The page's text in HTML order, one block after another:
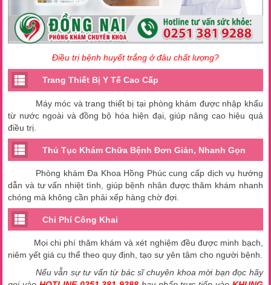
Điều trị bệnh huyết trắng ở đâu chất lượng?
Trang Thiết Bị Y Tế Cao Cấp
Máy móc và trang thiết bị tại phòng khám được nhập khẩu
từ nước ngoài và đồng bộ hóa hiện đại, giúp nâng cao hiệu quả
điều trị.
Thủ Tục Khám Chữa Bệnh Đơn Giản, Nhanh Gọn
Phòng khám Đa Khoa Hồng Phúc cung cấp dịch vụ hướng
dẫn và tư vấn nhiệt tình, giúp bệnh nhân được thăm khám nhanh
chóng mà không cần phải xếp hàng chờ đợi.
Chi Phí Công Khai
Mọi chi phí thăm khám và xét nghiệm đều được minh bạch,
niêm yết giá cụ thể theo quy định, tạo sự yên tâm cho người bệnh.
Nếu vẫn sự tư vấn từ bác sĩ chuyên khoa mời bạn đọc hãy